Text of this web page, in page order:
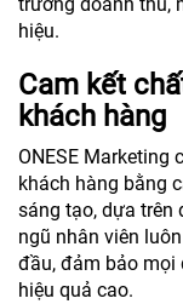
hiệu.
Cam kết
khách hàng
ONESE
khách hàng bằng
sáng tạo, dựa trên
ngũ nhân viên
đầu, đảm bảo mọi
hiệu quả cao.